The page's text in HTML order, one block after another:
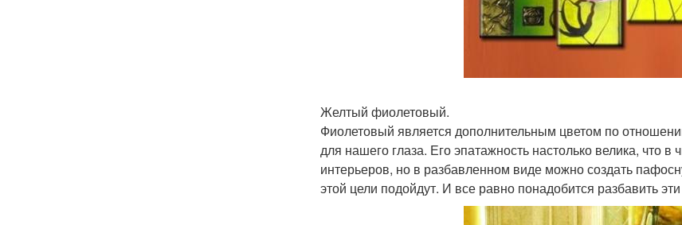
Желтый фиолетовый.
Фиолетовый является дополнительным цветом по
для нашего глаза. Его эпатажность настолько велика, что
интерьеров, но в разбавленном виде можно создать
этой цели подойдут. И все равно понадобится разбавить